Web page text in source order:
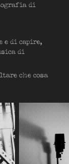
di
e di capire,
di
che cosa